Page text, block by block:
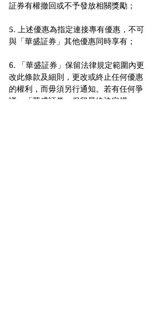
証券有權撤回或不予發放相關獎勵；
5. 上述優惠為指定連接專有優惠，不可
與「華盛証券」其他優惠同時享有；
6. 「華盛証券」保留法律規定範圍內更
改此條款及細則，更改或終止任何優惠
的權利，而毋須另行通知。若有任何爭
議，「華盛証券」保留最終決定權。